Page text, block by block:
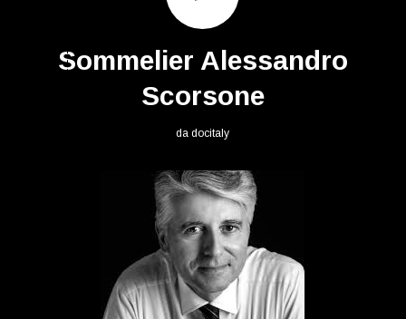
Sommelier Alessandro
Scorsone
dadocitaly